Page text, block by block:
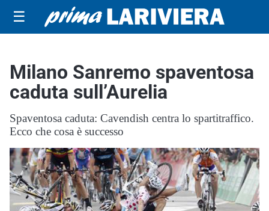
☰
Milano Sanremo spaventosa
caduta sull’Aurelia
Spaventosa caduta: Cavendish centra lo spartitraffico.
Ecco che cosa è successo